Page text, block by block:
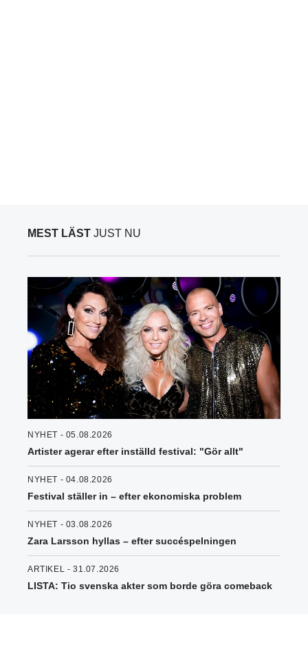
MEST LÄST JUST NU
NYHET - 05.08.2026
Artister agerar efter inställd festival: "Gör allt"
NYHET - 04.08.2026
Festival ställer in – efter ekonomiska problem
NYHET - 03.08.2026
Zara Larsson hyllas – efter succéspelningen
ARTIKEL - 31.07.2026
LISTA: Tio svenska akter som borde göra comeback